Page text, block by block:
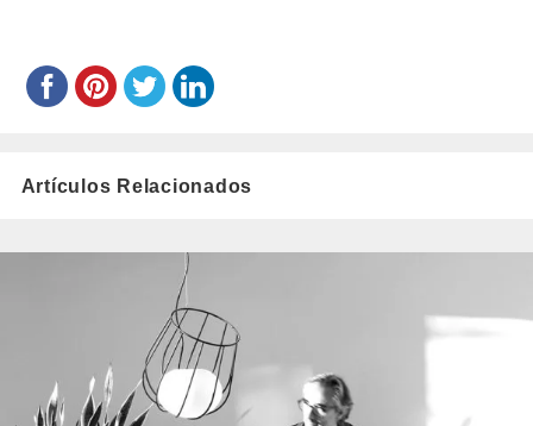
Artículos Relacionados